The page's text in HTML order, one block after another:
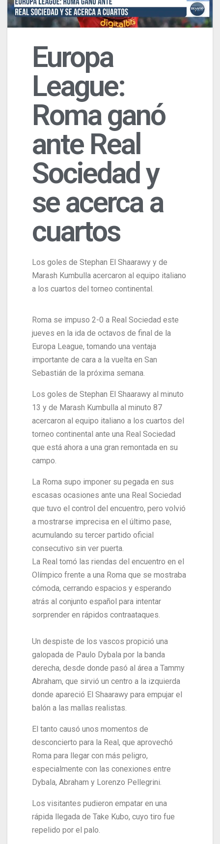
Europa
League:
Roma ganó
ante Real
Sociedad y
se acerca a
cuartos
Los goles de Stephan El Shaarawy y de
Marash Kumbulla acercaron al equipo italiano
a los cuartos del torneo continental.
Roma se impuso 2-0 a Real Sociedad este
jueves en la ida de octavos de final de la
Europa League, tomando una ventaja
importante de cara a la vuelta en San
Sebastián de la próxima semana.
Los goles de Stephan El Shaarawy al minuto
13 y de Marash Kumbulla al minuto 87
acercaron al equipo italiano a los cuartos del
torneo continental ante una Real Sociedad
que está ahora a una gran remontada en su
campo.
La Roma supo imponer su pegada en sus
escasas ocasiones ante una Real Sociedad
que tuvo el control del encuentro, pero volvió
a mostrarse imprecisa en el último pase,
acumulando su tercer partido oficial
consecutivo sin ver puerta.
La Real tomó las riendas del encuentro en el
Olímpico frente a una Roma que se mostraba
cómoda, cerrando espacios y esperando
atrás al conjunto español para intentar
sorprender en rápidos contraataques.
Un despiste de los vascos propició una
galopada de Paulo Dybala por la banda
derecha, desde donde pasó al área a Tammy
Abraham, que sirvió un centro a la izquierda
donde apareció El Shaarawy para empujar el
balón a las mallas realistas.
El tanto causó unos momentos de
desconcierto para la Real, que aprovechó
Roma para llegar con más peligro,
especialmente con las conexiones entre
Dybala, Abraham y Lorenzo Pellegrini.
Los visitantes pudieron empatar en una
rápida llegada de Take Kubo, cuyo tiro fue
repelido por el palo.